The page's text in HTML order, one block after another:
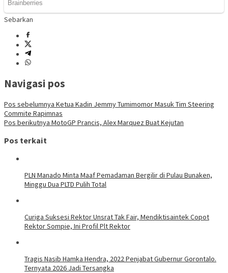
Sebarkan
Navigasi pos
Pos sebelumnya Ketua Kadin Jemmy Tumimomor Masuk Tim Steering
Commite Rapimnas
Pos berikutnya MotoGP Prancis, Alex Marquez Buat Kejutan
Pos terkait
PLN Manado Minta Maaf Pemadaman Bergilir di Pulau Bunaken,
Minggu Dua PLTD Pulih Total
Curiga Suksesi Rektor Unsrat Tak Fair, Mendiktisaintek Copot
Rektor Sompie, Ini Profil Plt Rektor
Tragis Nasib Hamka Hendra, 2022 Penjabat Gubernur Gorontalo.
Ternyata 2026 Jadi Tersangka